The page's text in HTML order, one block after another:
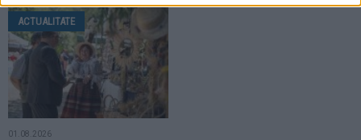
ACTUALITATE
01.08.2026